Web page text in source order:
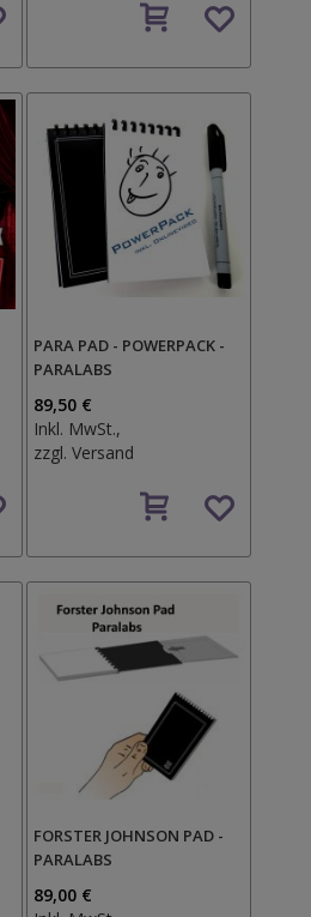
den
PARA PAD - POWERPACK -
PARALABS
89,50 €
Inkl. MwSt.,
zzgl.Versand
den
FORSTER JOHNSON PAD -
PARALABS
89,00 €